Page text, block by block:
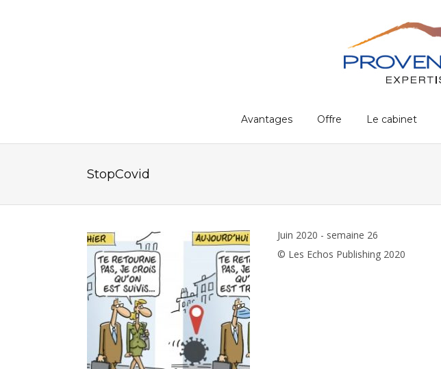
Avantages Offre Le cabinet
StopCovid
Juin 2020 - semaine 26
© Les Echos Publishing 2020